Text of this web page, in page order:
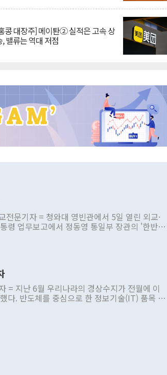
콩 대장주] 메이퇀② 실적은 고속 상
, 밸류는 역대 저점
전문기자 = 청와대 영빈관에서 5일 열린 외교·
령 업무보고에서 정동영 통일부 장관의 '한반도
거치지 않은 사안을 정책으로 추진하겠다고 공
적 구상'이라는 비판을 내놨다. 그동안 정 장
물의를 빚은 적은 여러 번 있지만 대통령과 유
부정적 입장을 표명한 것은 이례적이다. 정 장
월권을 제어해야 한다는 목소리도 높아지고 있
= 지난 6월 우리나라의 경상수지가 전월에 이
다. 반도체를 중심으로 한 정보기술(IT) 품목 수